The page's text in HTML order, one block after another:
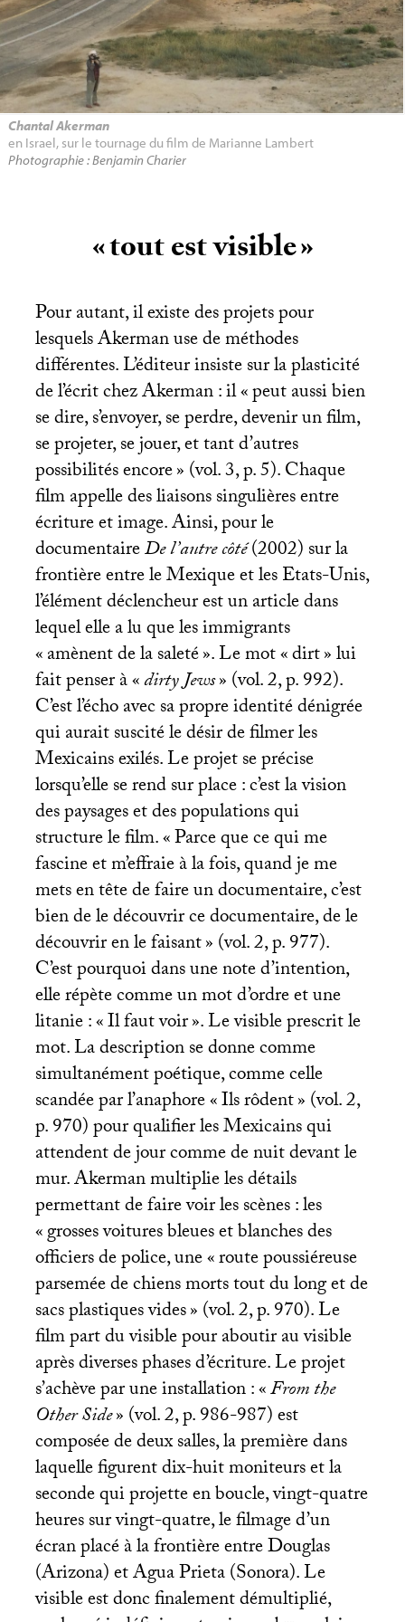
Chantal Akerman
en Israel, sur le tournage du film de Marianne Lambert
Photographie : Benjamin Charier
«tout est visible»
Pour autant, il existe des projets pour
lesquels Akerman use de méthodes
différentes. L’éditeur insiste sur la plasticité
de l’écrit chez Akerman : il «peut aussi bien
se dire, s’envoyer, se perdre, devenir un film,
se projeter, se jouer, et tant d’autres
possibilités encore» (vol. 3, p. 5). Chaque
film appelle des liaisons singulières entre
écriture et image. Ainsi, pour le
documentaireDe l’autre côté(2002) sur la
frontière entre le Mexique et les Etats-Unis,
l’élément déclencheur est un article dans
lequel elle a lu que les immigrants
«amènent de la saleté». Le mot «dirt» lui
fait penser à «dirty Jews» (vol. 2, p. 992).
C’est l’écho avec sa propre identité dénigrée
qui aurait suscité le désir de filmer les
Mexicains exilés. Le projet se précise
lorsqu’elle se rend sur place : c’est la vision
des paysages et des populations qui
structure le film. «Parce que ce qui me
fascine et m’effraie à la fois, quand je me
mets en tête de faire un documentaire, c’est
bien de le découvrir ce documentaire, de le
découvrir en le faisant» (vol. 2, p. 977).
C’est pourquoi dans une note d’intention,
elle répète comme un mot d’ordre et une
litanie : «Il faut voir». Le visible prescrit le
mot. La description se donne comme
simultanément poétique, comme celle
scandée par l’anaphore «Ils rôdent» (vol. 2,
p. 970) pour qualifier les Mexicains qui
attendent de jour comme de nuit devant le
mur. Akerman multiplie les détails
permettant de faire voir les scènes : les
«grosses voitures bleues et blanches des
officiers de police, une «route poussiéreuse
parsemée de chiens morts tout du long et de
sacs plastiques vides» (vol. 2, p. 970). Le
film part du visible pour aboutir au visible
après diverses phases d’écriture. Le projet
s’achève par une installation : «From the
Other Side» (vol. 2, p. 986-987) est
composée de deux salles, la première dans
laquelle figurent dix-huit moniteurs et la
seconde qui projette en boucle, vingt-quatre
heures sur vingt-quatre, le filmage d’un
écran placé à la frontière entre Douglas
(Arizona) et Agua Prieta (Sonora). Le
visible est donc finalement démultiplié,